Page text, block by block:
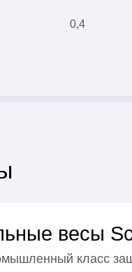
0,4
весы
класс